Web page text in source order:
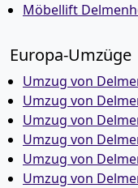
Möbellift
Europa-Umzüge
Umzug von
Umzug von
Umzug von
Umzug von
Umzug von
Umzug von